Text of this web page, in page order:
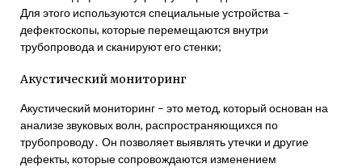
Для этого используются специальные устройства –
дефектоскопы, которые перемещаются внутри
трубопровода и сканируют его стенки;
Акустический мониторинг
Акустический мониторинг – это метод, который основан на
анализе звуковых волн, распространяющихся по
трубопроводу․ Он позволяет выявлять утечки и другие
дефекты, которые сопровождаются изменением